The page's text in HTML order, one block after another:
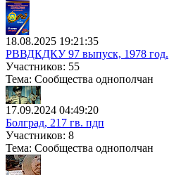
18.08.2025 19:21:35
РВВДКДКУ 97 выпуск, 1978 год.
Участников: 55
Тема: Сообщества однополчан
17.09.2024 04:49:20
Болград, 217 гв. пдп
Участников: 8
Тема: Сообщества однополчан